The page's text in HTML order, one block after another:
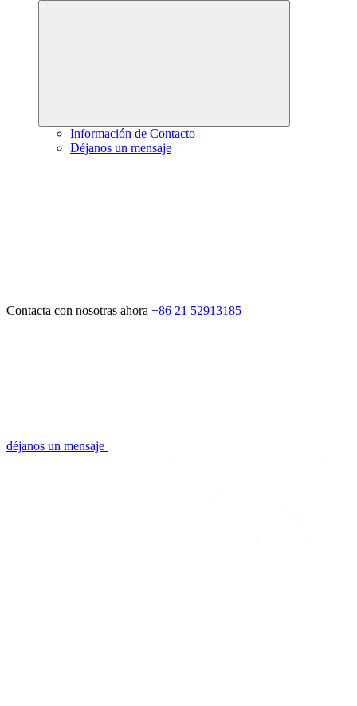
Información de Contacto
Déjanos un mensaje
Contacta con nosotras ahora +86 21 52913185
déjanos un mensaje